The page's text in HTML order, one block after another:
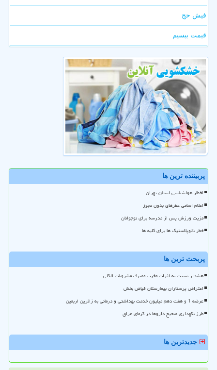
فیش حج
قیمت بیسیم
پربیننده ترین ها
اخطار هواشناسی استان تهران
اعلام اسامی عطرهای بدون مجوز
مزیت ورزش پس از مدرسه برای نوجوانان
خطر نانوپلاستیک ها برای کلیه ها
پربحث ترین ها
هشدار نسبت به اثرات مخرب مصرف مشروبات الکلی
اعتراض پرستاران بیمارستان فیاض بخش
عرضه 1 و هفت دهم میلیون خدمت بهداشتی و درمانی به زائرین اربعین
طرز نگهداری صحیح داروها در گرمای عراق
جدیدترین ها